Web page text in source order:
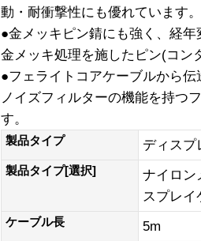
動・耐衝撃性にも優れています。
●金メッキピン錆にも強く、経
金メッキ処理を施したピン(コン
●フェライトコアケーブルから
ノイズフィルターの機能を持つ
す。
製品タイプ ディスプ
製品タイプ[選択]
ナイロン
スプレイ
ケーブル長 5m